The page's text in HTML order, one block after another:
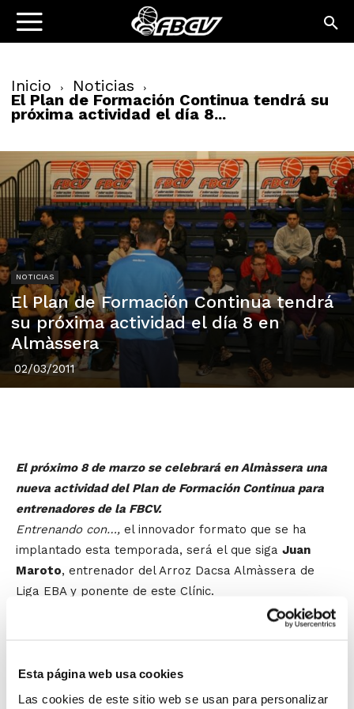
Esta página web usa cookies
Las cookies de este sitio web se usan para personalizar
Inicio Noticias
El Plan de Formación Continua tendrá su
próxima actividad el día 8...
NOTICIAS
El Plan de Formación Continua tendrá
su próxima actividad el día 8 en
Almàssera
02/03/2011
El próximo 8 de marzo se celebrará en Almàssera una
nueva actividad del Plan de Formación Continua para
entrenadores de la FBCV.
Entrenando con…, el innovador formato que se ha
implantado esta temporada, será el que siga Juan
Maroto, entrenador del Arroz Dacsa Almàssera de
Liga EBA y ponente de este Clínic.
En la actividad, que comenzará a partir de las 19´30 h.
Valencia, los técnicos asistentes podrán conocer el
trabajo que Juan Maroto realiza habitualmente con sus